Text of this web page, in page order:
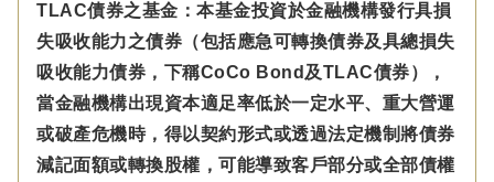
TLAC債券之基金：本基金投資於金融機構發行具損
失吸收能力之債券（包括應急可轉換債券及具總損失
吸收能力債券，下稱CoCo Bond及TLAC債券），
當金融機構出現資本適足率低於一定水平、重大營運
或破產危機時，得以契約形式或透過法定機制將債券
減記面額或轉換股權，可能導致客戶部分或全部債權